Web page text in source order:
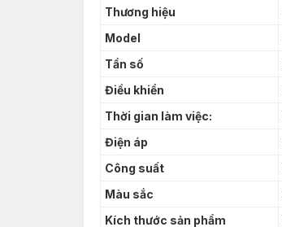
Thương hiệu
Model
Tần số
Điều khiển
Thời gian làm việc:
Điện áp
Công suất
Màu sắc
Kích thước sản phẩm